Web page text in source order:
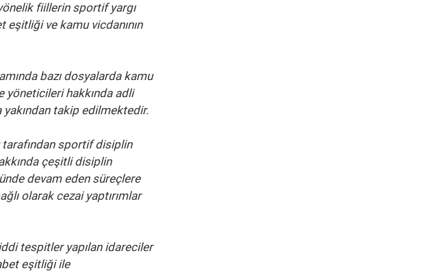
fiillerin sportif yargı
ve kamu vicdanının
bazı dosyalarda kamu
yöneticileri hakkında adli
yakından takip edilmektedir.
tarafından sportif disiplin
çeşitli disiplin
devam eden süreçlere
olarak cezai yaptırımlar
tespitler yapılan idareciler
eşitliği ile